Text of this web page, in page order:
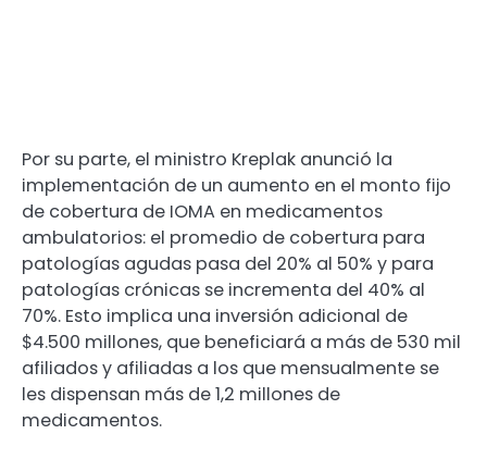
Por su parte, el ministro Kreplak anunció la
implementación de un aumento en el monto fijo
de cobertura de IOMA en medicamentos
ambulatorios: el promedio de cobertura para
patologías agudas pasa del 20% al 50% y para
patologías crónicas se incrementa del 40% al
70%. Esto implica una inversión adicional de
$4.500 millones, que beneficiará a más de 530 mil
afiliados y afiliadas a los que mensualmente se
les dispensan más de 1,2 millones de
medicamentos.